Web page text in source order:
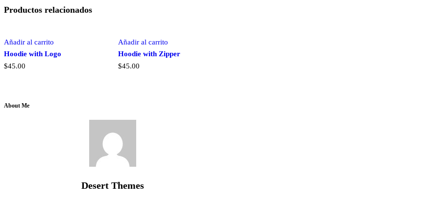
Productos relacionados
Añadir al carrito
Hoodie with Logo
$45.00
Añadir al carrito
Hoodie with Zipper
$45.00
About Me
Desert Themes